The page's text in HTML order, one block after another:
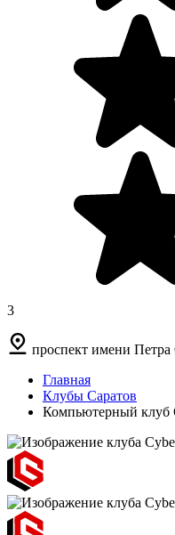
3
проспект имени
Главная
Клубы Саратов
Компьютерный клуб